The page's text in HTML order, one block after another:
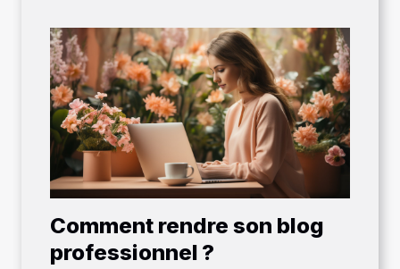
Comment rendre son blog
professionnel ?